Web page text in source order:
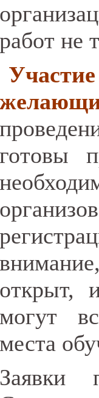
работ не
готовы
открыт,
могут
места
Заявки